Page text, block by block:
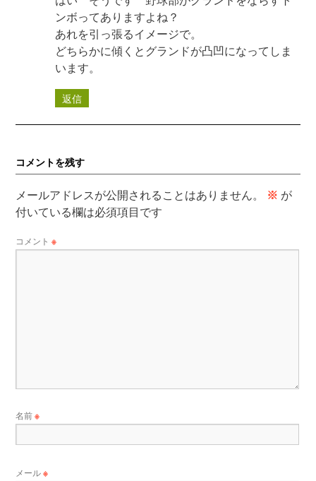
ンボってありますよね？
あれを引っ張るイメージで。
どちらかに傾くとグランドが凸凹になってしま
います。
返信
コメントを残す
メールアドレスが公開されることはありません。 ※ が
付いている欄は必須項目です
コメント※
名前※
メール※